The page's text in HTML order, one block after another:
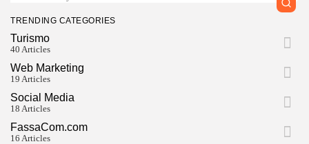
TRENDING CATEGORIES
Turismo
40 Articles
Web Marketing
19 Articles
Social Media
18 Articles
FassaCom.com
16 Articles